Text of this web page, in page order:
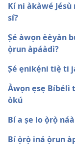
Kí ni àkàwé
sí?
Ṣé àwọn èèyàn
ọ̀run àpáàdì?
Ṣé ẹnikẹ́ni tiẹ̀ ti
Àwọn ẹsẹ Bíbélì
òkú
Bí a ṣe lo ọ̀rọ̀
Bí ọ̀rọ̀ iná ọ̀run